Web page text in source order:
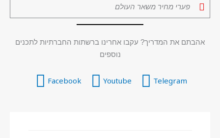
פערי מחיר משאר העולם
אהבתם את המדריך? עקבו אחרינו ברשתות החברתיות לתכנים
נוספים
Telegram
Youtube
Facebook